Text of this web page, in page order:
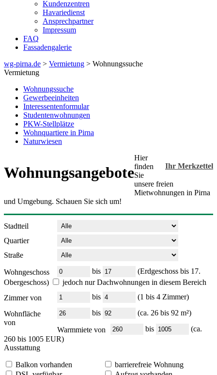
Kundenzentren
Havariedienst
Ansprechpartner
Impressum
FAQ
Fassadengalerie
wg-pirna.de > Vermietung > Wohnungssuche
Vermietung
Wohnungssuche
Gewerbeeinheiten
Interessentenformular
Studentenwohnungen
PKW-Stellplätze
Wohnquartiere in Pirna
Naturwiesen
Wohnungsangebote Ihr Merkzettel
Hier
finden
Sie
unsere freien
Mietwohnungen in Pirna
und Umgebung. Schauen Sie sich um!
Stadtteil
Quartier
Straße
Wohngeschoss bis
(Erdgeschoss bis 17.
Obergeschoss)
jedoch nur Dachwohnungen in diesem Bereich
Zimmer von
bis (1 bis 4 Zimmer)
Wohnfläche
von
bis (ca. 26 bis 92 m²)
Warmmiete von bis
(ca.
260 bis 1005 EUR)
Ausstattung
Balkon vorhanden
barrierefreie Wohnung